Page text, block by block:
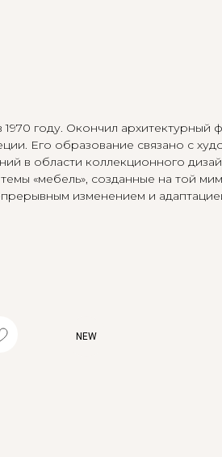
году. Окончил архитектурный
Его образование связано с
в области коллекционного
«мебель», созданные на той
изменением и
NEW